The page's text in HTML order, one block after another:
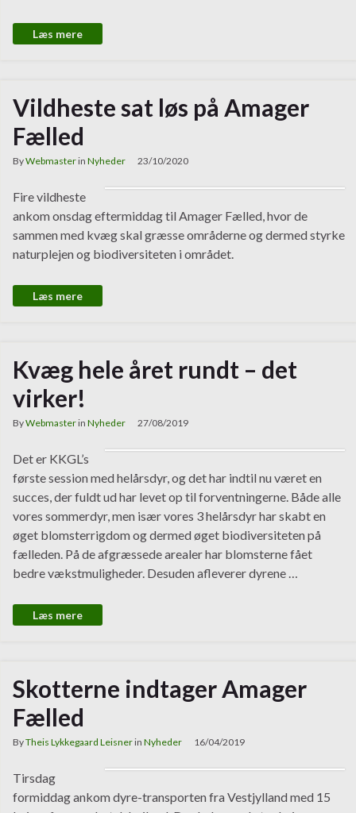
Læs mere
Vildheste sat løs på Amager
Fælled
ByWebmaster in Nyheder 23/10/2020
Fire vildheste
ankom onsdag eftermiddag til Amager Fælled, hvor de
sammen med kvæg skal græsse områderne og dermed styrke
naturplejen og biodiversiteten i området.
Læs mere
Kvæg hele året rundt – det
virker!
ByWebmaster in Nyheder 27/08/2019
Det er KKGL’s
første session med helårsdyr, og det har indtil nu været en
succes, der fuldt ud har levet op til forventningerne. Både alle
vores sommerdyr, men især vores 3 helårsdyr har skabt en
øget blomsterrigdom og dermed øget biodiversiteten på
fælleden. På de afgræssede arealer har blomsterne fået
bedre vækstmuligheder. Desuden afleverer dyrene …
Læs mere
Skotterne indtager Amager
Fælled
ByTheis Lykkegaard Leisner in Nyheder 16/04/2019
Tirsdag
formiddag ankom dyre-transporten fra Vestjylland med 15